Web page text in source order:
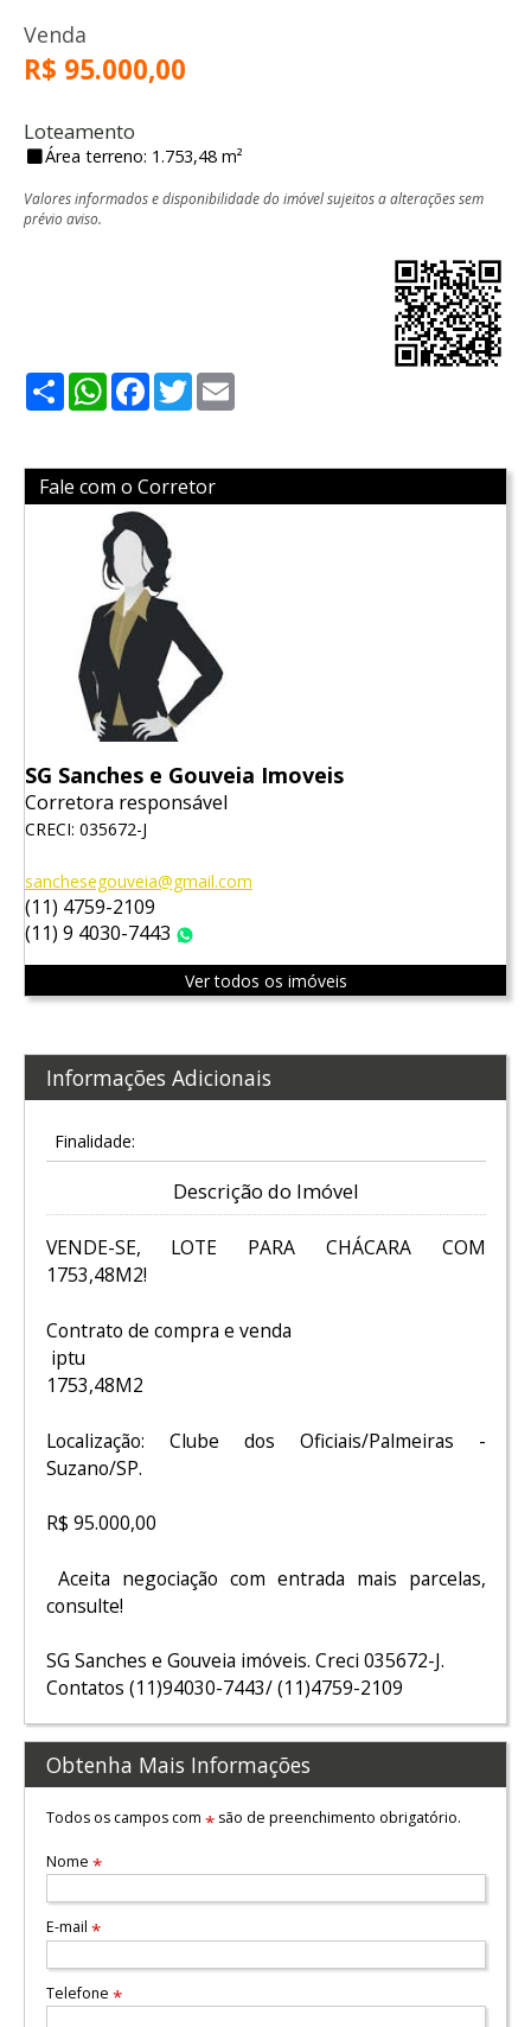
Venda
R$ 95.000,00
Loteamento
Área terreno: 1.753,48 m²
Valores informados e disponibilidade do imóvel sujeitos a alterações sem
prévio aviso.
ShareWhatsApp
Facebook
Twitter
Fale com o Corretor
SG Sanches e Gouveia Imoveis
Corretora responsável
CRECI: 035672-J
sanchesegouveia@gmail.com
(11) 4759-2109
(11) 9 4030-7443
Ver todos os imóveis
Informações Adicionais
Finalidade:
Descrição do Imóvel
VENDE-SE, LOTE PARA CHÁCARA COM
1753,48M2!
Contrato de compra e venda
iptu
1753,48M2
Localização: Clube dos Oficiais/Palmeiras -
Suzano/SP.
R$ 95.000,00
Aceita negociação com entrada mais parcelas,
consulte!
SG Sanches e Gouveia imóveis. Creci 035672-J.
Contatos (11)94030-7443/ (11)4759-2109
Obtenha Mais Informações
Todos os campos com *são de preenchimento obrigatório.
Nome *
E-mail *
Telefone *